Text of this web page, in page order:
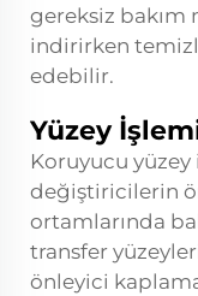
gereksiz bakım
indirirken
edebilir.
Yüzey
Koruyucu yüzey
değiştiricilerin
ortamlarında
transfer
önleyici